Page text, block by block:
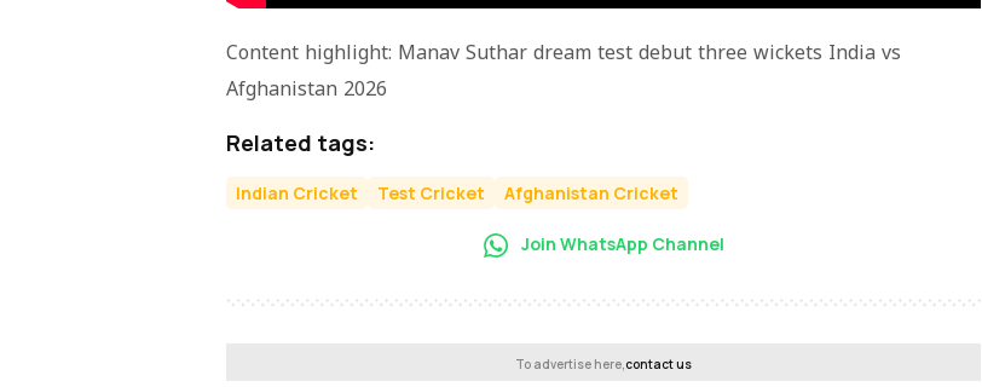
Content highlight: Manav Suthar dream test debut three wickets India vs
Afghanistan 2026
Related tags:
Indian Cricket Test Cricket Afghanistan Cricket
Join WhatsApp Channel
To advertise here,contact us